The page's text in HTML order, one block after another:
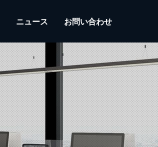
ニュース お問い合わせ